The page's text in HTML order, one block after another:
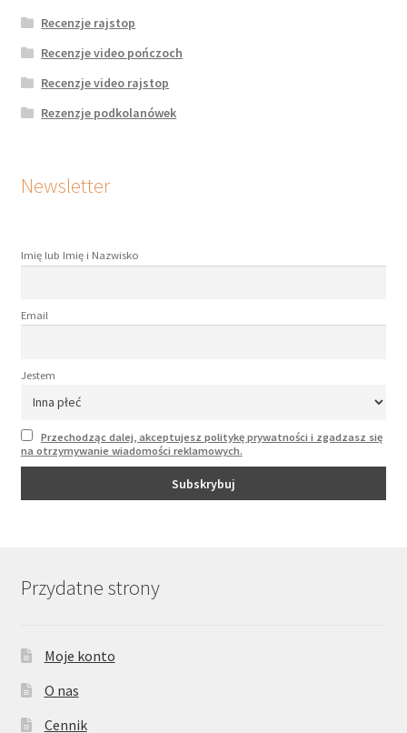
Recenzje rajstop
Recenzje video pończoch
Recenzje video rajstop
Rezenzje podkolanówek
Newsletter
Imię lub Imię i Nazwisko
Email
Jestem
Przechodząc dalej, akceptujesz politykę prywatności i zgadzasz się
na otrzymywanie wiadomości reklamowych.
Przydatne strony
Moje konto
O nas
Cennik